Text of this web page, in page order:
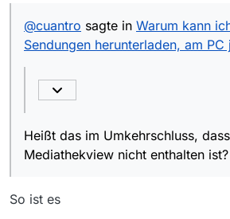
@cuantro sagte in Warum kann
Sendungen herunterladen, am
Heißt das im Umkehrschluss,
Mediathekview nicht enthalten ist?
So ist es